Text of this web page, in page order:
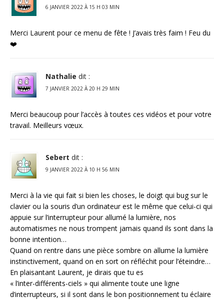
6 JANVIER 2022 À 15 H 03 MIN
Merci Laurent pour ce menu de fête ! J’avais très faim ! Feu du
❤️
Nathalie dit :
7 JANVIER 2022 À 20 H 29 MIN
Merci beaucoup pour l’accès à toutes ces vidéos et pour votre
travail. Meilleurs vœux.
Sebert dit :
9 JANVIER 2022 À 10 H 56 MIN
Merci à la vie qui fait si bien les choses, le doigt qui bug sur le
clavier ou la souris d’un ordinateur est le même que celui-ci qui
appuie sur l’interrupteur pour allumé la lumière, nos
automatismes ne nous trompent jamais quand ils sont dans la
bonne intention…
Quand on rentre dans une pièce sombre on allume la lumière
instinctivement, quand on en sort on réfléchit pour l’éteindre…
En plaisantant Laurent, je dirais que tu es
« l’inter-différents-ciels » qui alimente toute une ligne
d’interrupteurs, si il sont dans le bon positionnement tu éclaire